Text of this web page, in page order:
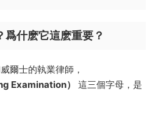
爲什麽它這麽重要？
爾士的執業律師，
Examination）
這三個字母，是